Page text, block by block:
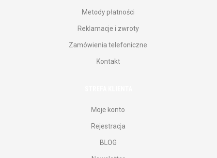
Metody płatności
Reklamacje i zwroty
Zamówienia telefoniczne
Kontakt
Moje konto
Rejestracja
BLOG